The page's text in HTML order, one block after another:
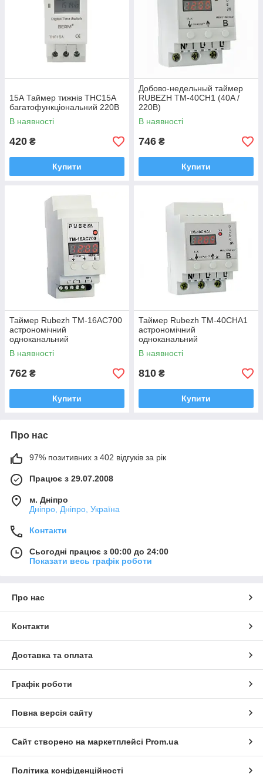
15А Таймер тижнів THC15A
багатофункціональний 220В
В наявності
420 ₴
Купити
Добово-недельный таймер
RUBEZH TM-40CH1 (40A /
220В)
В наявності
746 ₴
Купити
Таймер Rubezh ТМ-16АС700
астрономічний
одноканальний
В наявності
762 ₴
Купити
Таймер Rubezh ТМ-40СНА1
астрономічний
одноканальний
В наявності
810 ₴
Купити
Про нас
97% позитивних з 402 відгуків за рік
Працює з 29.07.2008
м. Дніпро
Дніпро, Дніпро, Україна
Контакти
Сьогодні працює з 00:00 до 24:00
Показати весь графік роботи
Про нас
Контакти
Доставка та оплата
Графік роботи
Повна версія сайту
Сайт створено на маркетплейсі Prom.ua
Політика конфіденційності